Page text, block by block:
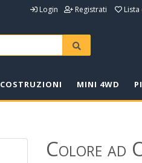
Login Registrati
COSTRUZIONI MINI 4WD
Colore ad